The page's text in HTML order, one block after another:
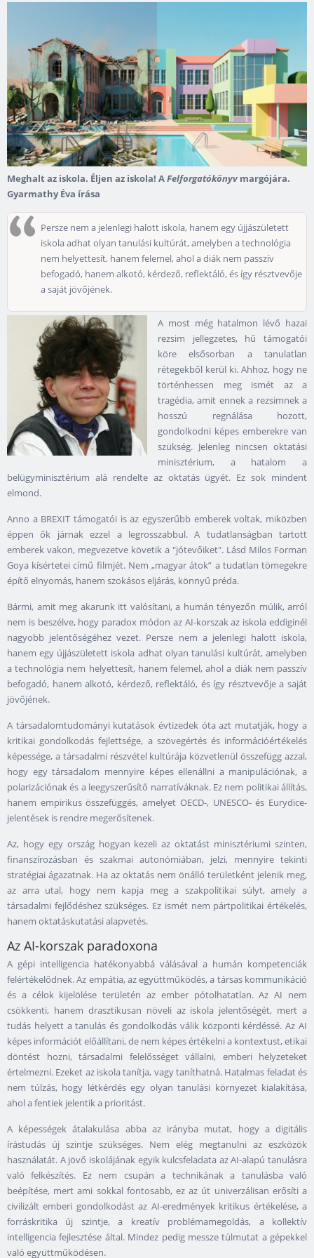
Meghalt az iskola. Éljen az iskola! AFelforgatókönyv margójára.
Gyarmathy Éva írása
Persze nem a jelenlegi halott iskola, hanem egy újjászületett
iskola adhat olyan tanulási kultúrát, amelyben a technológia
nem helyettesít, hanem felemel, ahol a diák nem passzív
befogadó, hanem alkotó, kérdező, reflektáló, és így résztvevője
a saját jövőjének.
A most még hatalmon lévő hazai
rezsim jellegzetes, hű támogatói
köre elsősorban a tanulatlan
rétegekből kerül ki. Ahhoz, hogy ne
történhessen meg ismét az a
tragédia, amit ennek a rezsimnek a
hosszú regnálása hozott,
gondolkodni képes emberekre van
szükség. Jelenleg nincsen oktatási
minisztérium, a hatalom a
belügyminisztérium alá rendelte az oktatás ügyét. Ez sok mindent
elmond.
Anno a BREXIT támogatói is az egyszerűbb emberek voltak, miközben
éppen ők járnak ezzel a legrosszabbul. A tudatlanságban tartott
emberek vakon, megvezetve követik a "jótevőiket". Lásd Milos Forman
Goya kísértetei című filmjét. Nem „magyar átok” a tudatlan tömegekre
építő elnyomás, hanem szokásos eljárás, könnyű préda.
Bármi, amit meg akarunk itt valósítani, a humán tényezőn múlik, arról
nem is beszélve, hogy paradox módon az AI-korszak az iskola eddiginél
nagyobb jelentőségéhez vezet. Persze nem a jelenlegi halott iskola,
hanem egy újjászületett iskola adhat olyan tanulási kultúrát, amelyben
a technológia nem helyettesít, hanem felemel, ahol a diák nem passzív
befogadó, hanem alkotó, kérdező, reflektáló, és így résztvevője a saját
jövőjének.
A társadalomtudományi kutatások évtizedek óta azt mutatják, hogy a
kritikai gondolkodás fejlettsége, a szövegértés és információértékelés
képessége, a társadalmi részvétel kultúrája közvetlenül összefügg azzal,
hogy egy társadalom mennyire képes ellenállni a manipulációnak, a
polarizációnak és a leegyszerűsítő narratíváknak. Ez nem politikai állítás,
hanem empirikus összefüggés, amelyet OECD-, UNESCO- és Eurydice-
jelentések is rendre megerősítenek.
Az, hogy egy ország hogyan kezeli az oktatást minisztériumi szinten,
finanszírozásban és szakmai autonómiában, jelzi, mennyire tekinti
stratégiai ágazatnak. Ha az oktatás nem önálló területként jelenik meg,
az arra utal, hogy nem kapja meg a szakpolitikai súlyt, amely a
társadalmi fejlődéshez szükséges. Ez ismét nem pártpolitikai értékelés,
hanem oktatáskutatási alapvetés.
Az AI-korszak paradoxona
A gépi intelligencia hatékonyabbá válásával a humán kompetenciák
felértékelődnek. Az empátia, az együttműködés, a társas kommunikáció
és a célok kijelölése területén az ember pótolhatatlan. Az AI nem
csökkenti, hanem drasztikusan növeli az iskola jelentőségét, mert a
tudás helyett a tanulás és gondolkodás válik központi kérdéssé. Az AI
képes információt előállítani, de nem képes értékelni a kontextust, etikai
döntést hozni, társadalmi felelősséget vállalni, emberi helyzeteket
értelmezni. Ezeket az iskola tanítja, vagy taníthatná. Hatalmas feladat és
nem túlzás, hogy létkérdés egy olyan tanulási környezet kialakítása,
ahol a fentiek jelentik a prioritást.
A képességek átalakulása abba az irányba mutat, hogy a digitális
írástudás új szintje szükséges. Nem elég megtanulni az eszközök
használatát. A jövő iskolájának egyik kulcsfeladata az AI-alapú tanulásra
való felkészítés. Ez nem csupán a technikának a tanulásba való
beépítése, mert ami sokkal fontosabb, ez az út univerzálisan erősíti a
civilizált emberi gondolkodást az AI-eredmények kritikus értékelése, a
forráskritika új szintje, a kreatív problémamegoldás, a kollektív
intelligencia fejlesztése által. Mindez pedig messze túlmutat a gépekkel
való együttműködésen.